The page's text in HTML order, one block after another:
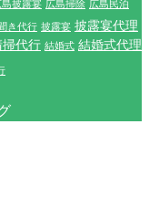
島披露宴 広島掃除 広島民泊
き代行 披露宴 披露宴代理
掃代行 結婚式 結婚式代理